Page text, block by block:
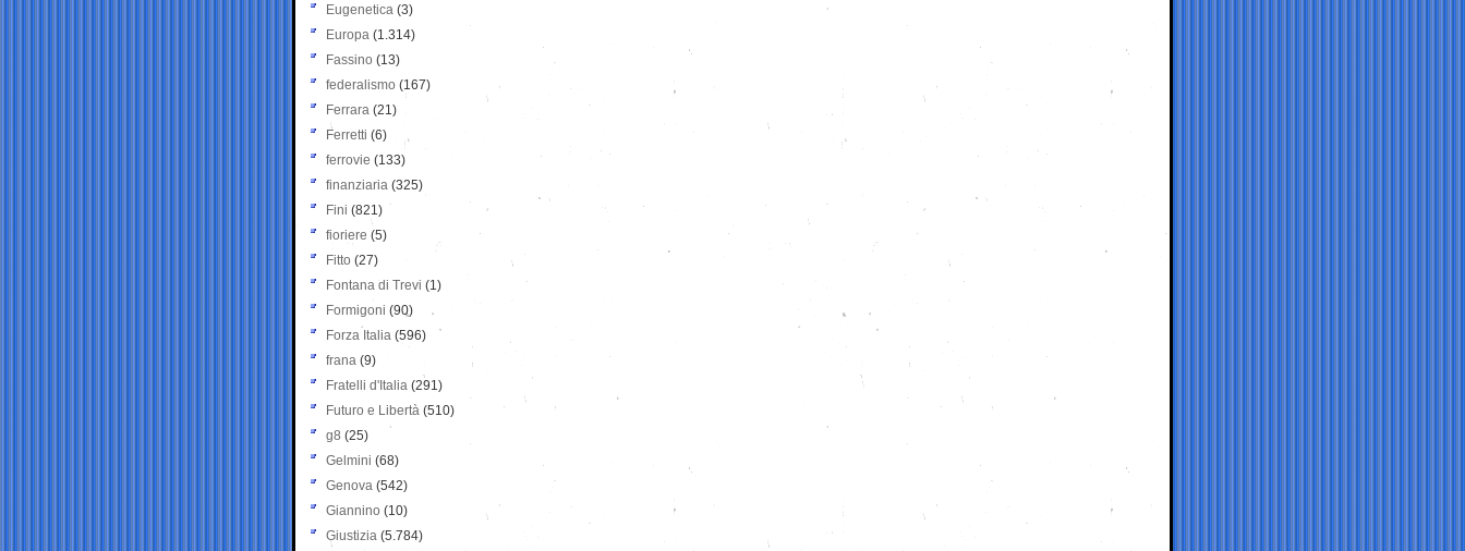
Eugenetica (3)
Europa (1.314)
Fassino (13)
federalismo (167)
Ferrara (21)
Ferretti (6)
ferrovie (133)
finanziaria (325)
Fini (821)
fioriere (5)
Fitto (27)
Fontana di Trevi (1)
Formigoni (90)
Forza Italia (596)
frana (9)
Fratelli d'Italia (291)
Futuro e Libertà (510)
g8 (25)
Gelmini (68)
Genova (542)
Giannino (10)
Giustizia (5.784)